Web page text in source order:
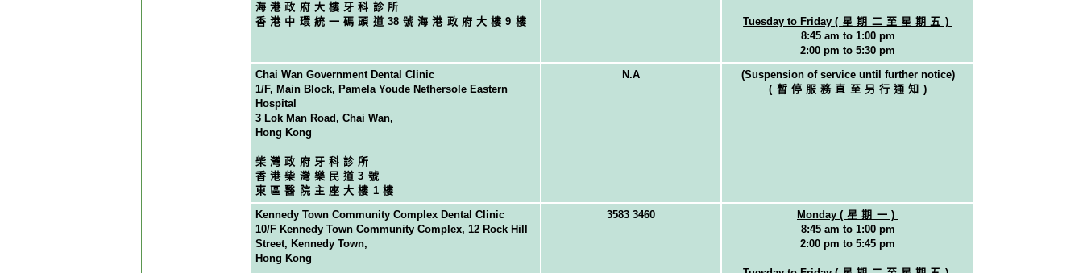
海港政府大樓牙科診所
香港中環統一碼頭道 38號海港政府大樓9樓 Tuesday to Friday(星期二至星期五)
8:45 am to 1:00 pm
2:00 pm to 5:30 pm
Chai Wan Government Dental Clinic
1/F, Main Block, Pamela Youde Nethersole Eastern
Hospital
3 Lok Man Road, Chai Wan,
Hong Kong
柴灣政府牙科診所
香港柴灣樂民道3號
東區醫院主座大樓1樓
N.A
(Suspension of service until further notice)
(暫停服務直至另行通知 )
Kennedy Town Community Complex Dental Clinic
10/F Kennedy Town Community Complex, 12 Rock Hill
Street, Kennedy Town,
Hong Kong
3583 3460 Monday (星期一)
8:45 am to 1:00 pm
2:00 pm to 5:45 pm